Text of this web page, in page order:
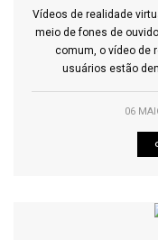
Vídeos de realidade
meio de fones de
comum, o vídeo de
usuários estão
06